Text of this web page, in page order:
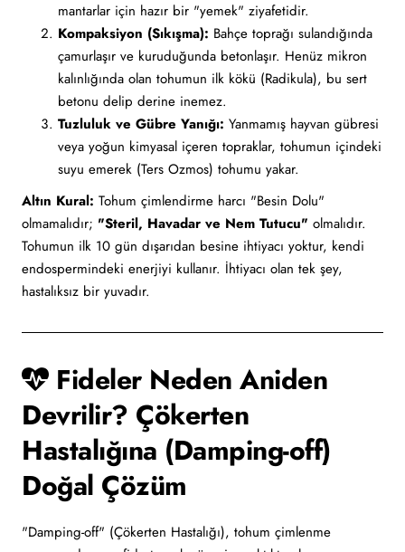
mantarlar için hazır bir "yemek" ziyafetidir.
Kompaksiyon (Sıkışma): Bahçe toprağı sulandığında
çamurlaşır ve kuruduğunda betonlaşır. Henüz mikron
kalınlığında olan tohumun ilk kökü (Radikula), bu sert
betonu delip derine inemez.
Tuzluluk ve Gübre Yanığı: Yanmamış hayvan gübresi
veya yoğun kimyasal içeren topraklar, tohumun içindeki
suyu emerek (Ters Ozmos) tohumu yakar.
Altın Kural: Tohum çimlendirme harcı "Besin Dolu"
olmamalıdır; "Steril, Havadar ve Nem Tutucu" olmalıdır.
Tohumun ilk 10 gün dışarıdan besine ihtiyacı yoktur, kendi
endospermindeki enerjiyi kullanır. İhtiyacı olan tek şey,
hastalıksız bir yuvadır.
Fideler Neden Aniden
Devrilir? Çökerten
Hastalığına (Damping-off)
Doğal Çözüm
"Damping-off" (Çökerten Hastalığı), tohum çimlenme